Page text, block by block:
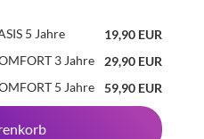
5 Jahre
19,90 EUR
3 Jahre
29,90 EUR
5 Jahre
59,90 EUR